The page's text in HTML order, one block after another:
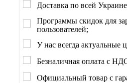
Доставка по всей
Программы скидок для
пользователей;
У нас всегда актуальные
Безналичная оплата с
Официальный товар с